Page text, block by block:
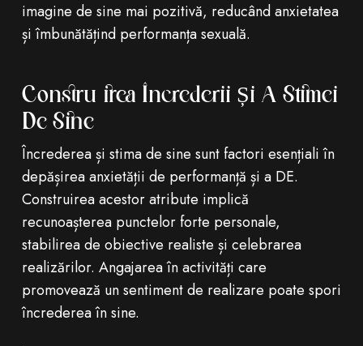
imagine de sine mai pozitivă, reducând anxietatea
și îmbunătățind performanța sexuală.
Construirea Încrederii Și A Stimei
De Sine
Încrederea și stima de sine sunt factori esențiali în
depășirea anxietății de performanță și a DE.
Construirea acestor atribute implică
recunoașterea punctelor forte personale,
stabilirea de obiective realiste și celebrarea
realizărilor. Angajarea în activități care
promovează un sentiment de realizare poate spori
încrederea în sine.